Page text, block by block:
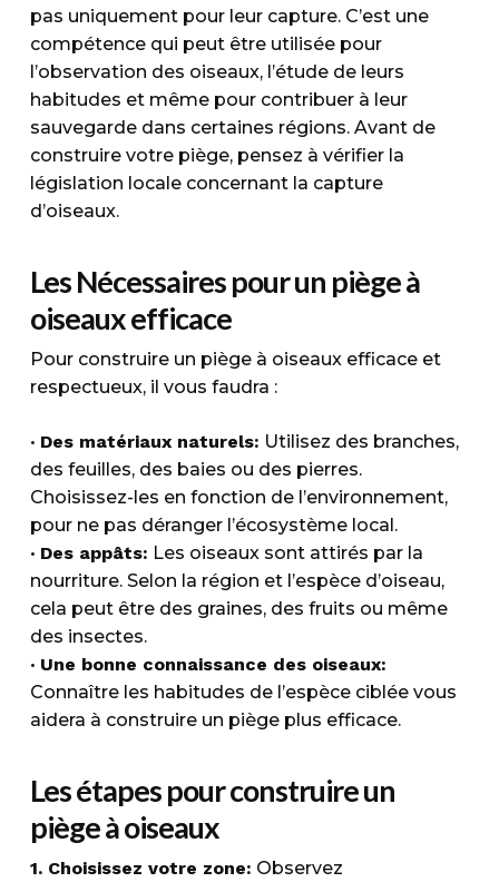
pas uniquement pour leur capture. C’est une
compétence qui peut être utilisée pour
l’observation des oiseaux, l’étude de leurs
habitudes et même pour contribuer à leur
sauvegarde dans certaines régions. Avant de
construire votre piège, pensez à vérifier la
législation locale concernant la capture
d’oiseaux.
Les Nécessaires pour un piège à
oiseaux efficace
Pour construire un piège à oiseaux efficace et
respectueux, il vous faudra :
• Des matériaux naturels: Utilisez des branches,
des feuilles, des baies ou des pierres.
Choisissez-les en fonction de l’environnement,
pour ne pas déranger l’écosystème local.
• Des appâts: Les oiseaux sont attirés par la
nourriture. Selon la région et l’espèce d’oiseau,
cela peut être des graines, des fruits ou même
des insectes.
• Une bonne connaissance des oiseaux:
Connaître les habitudes de l’espèce ciblée vous
aidera à construire un piège plus efficace.
Les étapes pour construire un
piège à oiseaux
1. Choisissez votre zone: Observez